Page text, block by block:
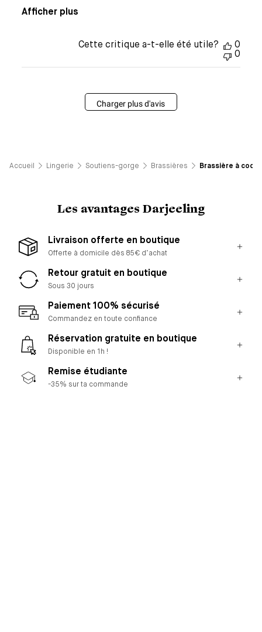
Afficher plus
Cette critique a-t-elle été utile?
0
0
Charger plus d'avis
Accueil Lingerie Soutiens-gorge Brassières Brassière à
Les avantages Darjeeling
Livraison offerte en boutique
Offerte à domicile dès 85€ d’achat
Retour gratuit en boutique
Sous 30 jours
Paiement 100% sécurisé
Commandez en toute confiance
Réservation gratuite en boutique
Disponible en 1h !
Remise étudiante
-35% sur ta commande